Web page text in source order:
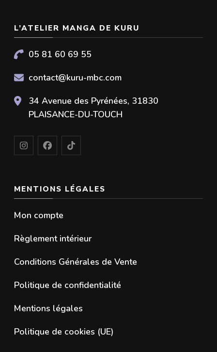
L’ATELIER MANGA DE KURU
05 81 60 69 55
contact@kuru-mbc.com
34 Avenue des Pyrénées, 31830
PLAISANCE-DU-TOUCH
MENTIONS LÉGALES
Mon compte
Règlement intérieur
Conditions Générales de Vente
Politique de confidentialité
Mentions légales
Politique de cookies (UE)